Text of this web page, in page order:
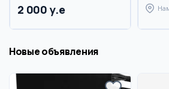
2 000 y.e
Новые объявления